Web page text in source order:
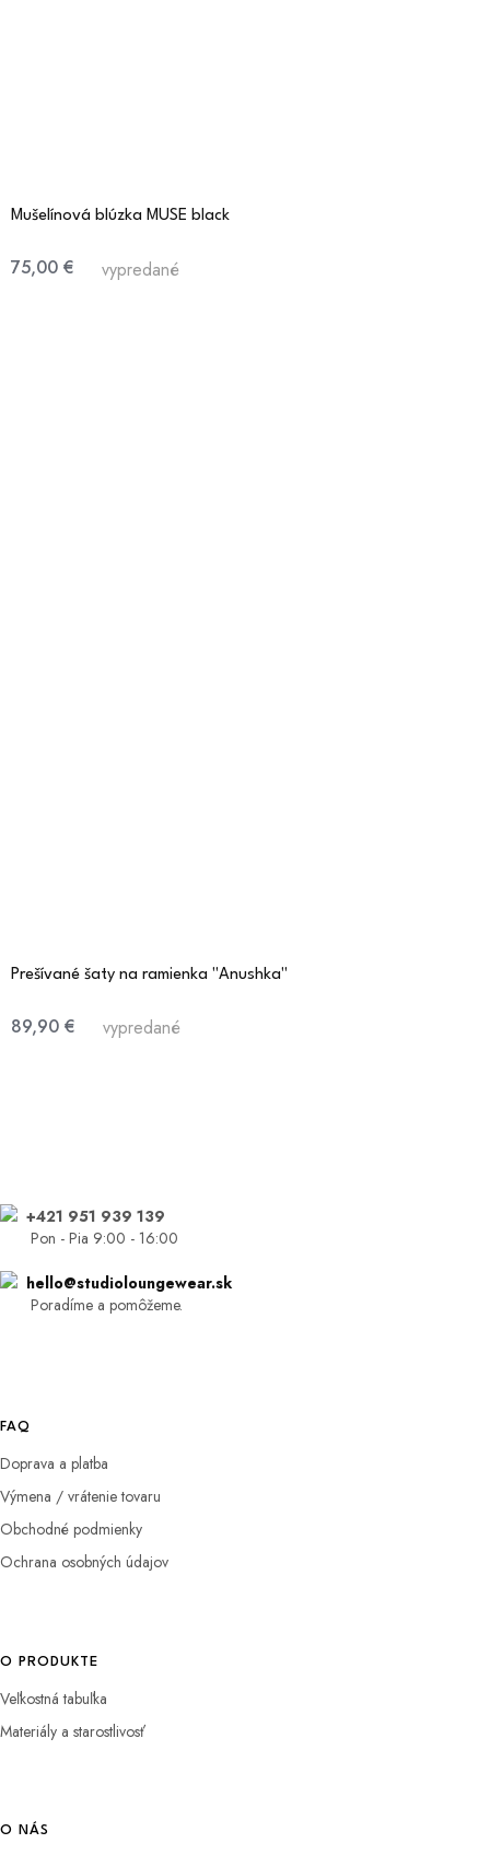
Mušelínová blúzka MUSE black
75,00 € vypredané
Prešívané šaty na ramienka "Anushka"
89,90 € vypredané
+421 951 939 139
Pon - Pia 9:00 - 16:00
hello@studioloungewear.sk
Poradíme a pomôžeme.
FAQ
Doprava a platba
Výmena / vrátenie tovaru
Obchodné podmienky
Ochrana osobných údajov
O PRODUKTE
Veľkostná tabuľka
Materiály a starostlivosť
O NÁS